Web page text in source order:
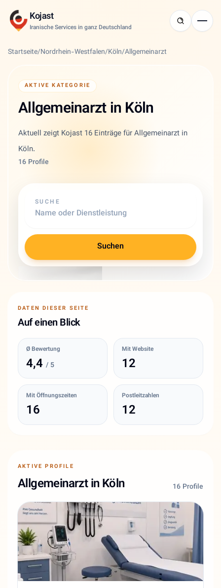
Kojast
Iranische Services in ganz Deutschland
Startseite/Nordrhein-Westfalen/Köln/Allgemeinarzt
AKTIVE KATEGORIE
Allgemeinarzt in Köln
Aktuell zeigt Kojast 16 Einträge für Allgemeinarzt in
Köln.
16 Profile
SUCHE
Suchen
DATEN DIESER SEITE
Auf einen Blick
Ø Bewertung
4,4 / 5
Mit Website
12
Mit Öffnungszeiten
16
Postleitzahlen
12
AKTIVE PROFILE
Allgemeinarzt in Köln 16 Profile